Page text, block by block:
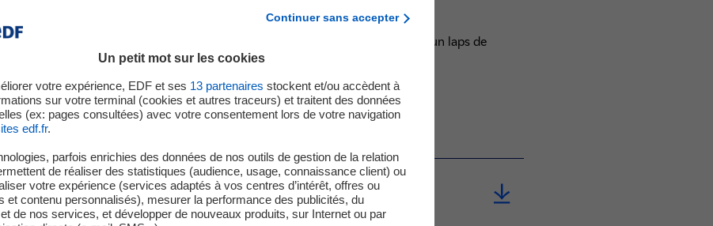
innovante peut ainsi être étudiée de façon réaliste.
de tester un grand nombre de configuration et de situations dans un laps de
Documents à télécharger
Continuer sans accepter
Un petit mot sur les cookies
votre expérience, EDF et ses 13 partenaires stockent et/ou accèdent à
sur votre terminal (cookies et autres traceurs) et traitent des données
(ex: pages consultées) avec votre consentement lors de votre navigation
edf.fr.
parfois enrichies des données de nos outils de gestion de la relation
de réaliser des statistiques (audience, usage, connaissance client) ou
votre expérience (services adaptés à vos centres d’intérêt, offres ou
et contenu personnalisés), mesurer la performance des publicités, du
de nos services, et développer de nouveaux produits, sur Internet ou par